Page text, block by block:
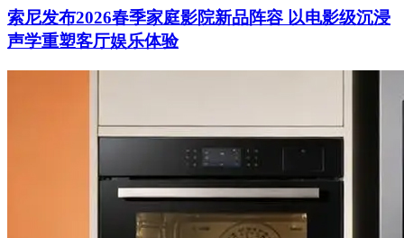
索尼发布2026春季家庭影院新品阵容 以电影级沉浸
声学重塑客厅娱乐体验